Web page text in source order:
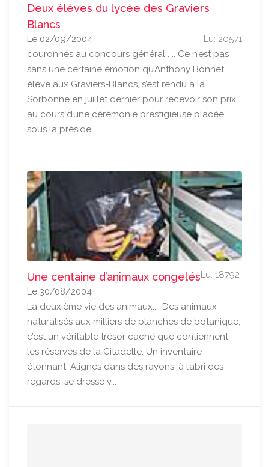
Deux élèves du lycée des Graviers
Blancs
Lu: 20571
Le 02/09/2004
couronnés au concours général . .. Ce n’est pas
sans une certaine émotion qu’Anthony Bonnet,
élève aux Graviers-Blancs, s’est rendu à la
Sorbonne en juillet dernier pour recevoir son prix
au cours d’une cérémonie prestigieuse placée
sous la préside...
Une centaine d’animaux congelésLu: 18792
Le 30/08/2004
La deuxième vie des animaux.... Des animaux
naturalisés aux milliers de planches de botanique,
c’est un véritable trésor caché que contiennent
les réserves de la Citadelle. Un inventaire
étonnant. Alignés dans des rayons, à l’abri des
regards, se dresse v...